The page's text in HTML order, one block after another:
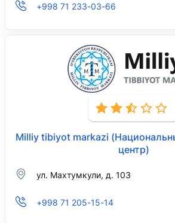
+998 71 233-03-66
Milliy tibiyot markazi
центр)
ул. Махтумкули, д. 103
+998 71 205-15-14